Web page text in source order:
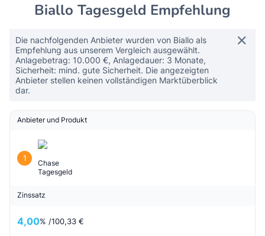
Biallo Tagesgeld Empfehlung
Die nachfolgenden Anbieter wurden von Biallo als
Empfehlung aus unserem Vergleich ausgewählt.
Anlagebetrag: 10.000 €, Anlagedauer: 3 Monate,
Sicherheit: mind. gute Sicherheit. Die angezeigten
Anbieter stellen keinen vollständigen Marktüberblick
dar.
Anbieter und Produkt
1
Chase
Tagesgeld
Zinssatz
4,00% /100,33 €